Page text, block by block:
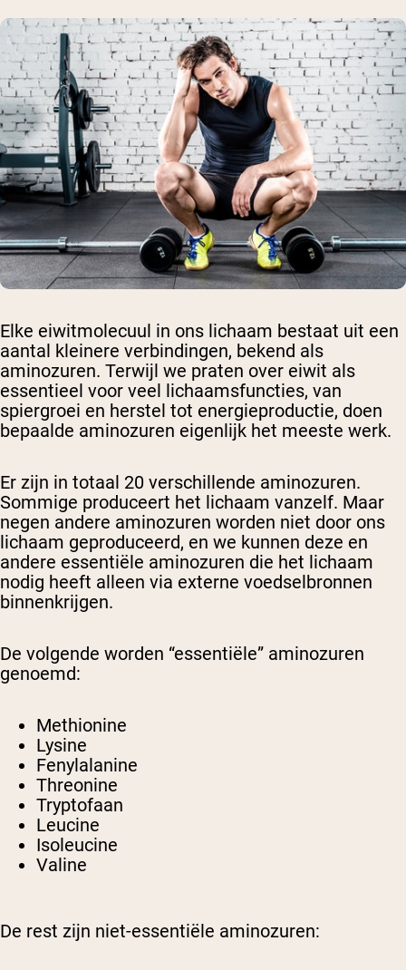
Elke eiwitmolecuul in ons lichaam bestaat uit een
aantal kleinere verbindingen, bekend als
aminozuren. Terwijl we praten over eiwit als
essentieel voor veel lichaamsfuncties, van
spiergroei en herstel tot energieproductie, doen
bepaalde aminozuren eigenlijk het meeste werk.
Er zijn in totaal 20 verschillende aminozuren.
Sommige produceert het lichaam vanzelf. Maar
negen andere aminozuren worden niet door ons
lichaam geproduceerd, en we kunnen deze en
andere essentiële aminozuren die het lichaam
nodig heeft alleen via externe voedselbronnen
binnenkrijgen.
De volgende worden “essentiële” aminozuren
genoemd:
Methionine
Lysine
Fenylalanine
Threonine
Tryptofaan
Leucine
Isoleucine
Valine
De rest zijn niet-essentiële aminozuren: